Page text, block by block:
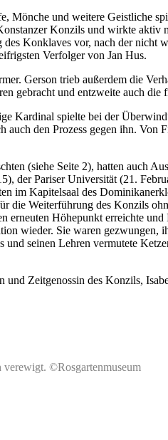
und weitere Geistliche
Konzils und wirkte aktiv
Konklaves vor, nach der nicht
Verfolger von Jan Hus.
Gerson trieb außerdem die
gebracht und entzweite auch die
Kardinal spielte bei der
den Prozess gegen ihn. Von
(siehe Seite 2), hatten auch
der Pariser Universität (21.
im Kapitelsaal des
die Weiterführung des Konzils
Höhepunkt erreichte
wieder. Sie waren gezwungen,
seinen Lehren vermutete
Zeitgenossin des Konzils,
©Rosgartenmuseum